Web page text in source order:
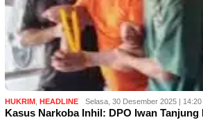
HUKRIM HEADLINE Selasa, 30 Desember 2025 | 14:20
Kasus Narkoba Inhil: DPO Iwan